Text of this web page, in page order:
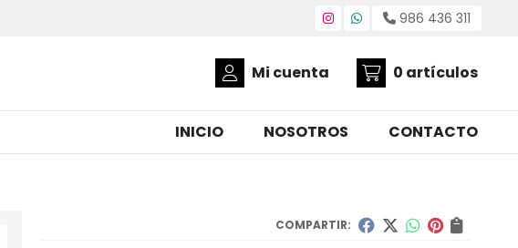
986 436 311
Mi cuenta 0 artículos
INICIO NOSOTROS CONTACTO
COMPARTIR: